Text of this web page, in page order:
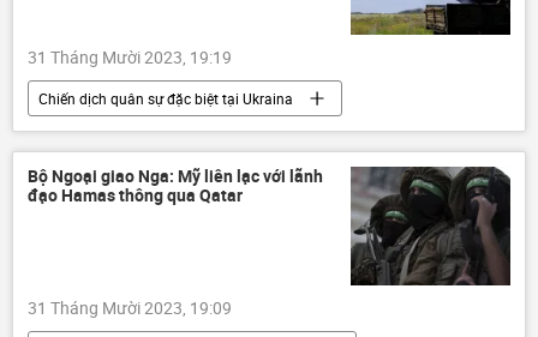
31 Tháng Mười 2023, 19:19
Chiến dịch quân sự đặc biệt tại Ukraina
Bộ Quốc phòng Nga
Ukraina
Cuộc khủng hoảng ở Ukraina
Nga
Quân sự
xung đột quân sự
Sáp nhập DNR, LNR, Zaporozhye và Kherson vào Nga
Zaporozhye
lực lượng vũ trang
Bộ Ngoại giao Nga: Mỹ liên lạc với lãnh
đạo Hamas thông qua Qatar
31 Tháng Mười 2023, 19:09